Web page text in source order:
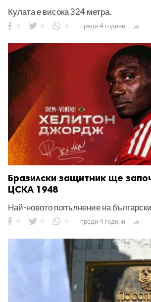
Кулата е висока 324 метра.
0 0 0 преди 4 години 
Бразилски защитник ще
ЦСКА 1948
Най-новото попълнение на
0 0 0 преди 4 години 